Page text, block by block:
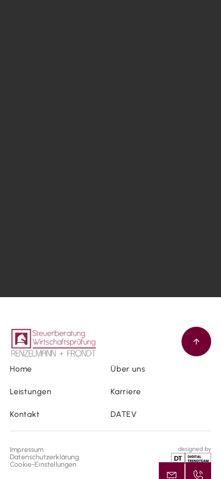
Home Über uns
Leistungen Karriere
Kontakt DATEV
Impressum
Datenschutzerklärung
Cookie-Einstellungen
designed by